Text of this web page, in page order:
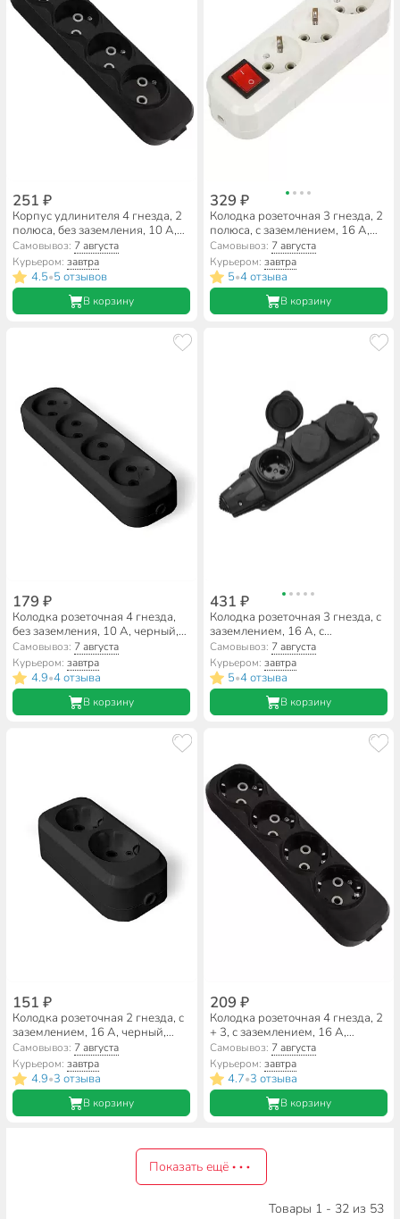
251 ₽
Корпус удлинителя 4 гнезда, 2
полюса, без заземления, 10 А,
черный, TDM Electric, Народная,
SQ1806-0428
Самовывоз: 7 августа
Курьером:завтра
4.5•5 отзывов
В корзину
329 ₽
Колодка розеточная 3 гнезда, 2
полюса, с заземлением, 16 А,
220 В, выключатель, General
Lighting Systems, Easy GSB-16-
3-G-S-IP20, 470054
Самовывоз: 7 августа
Курьером: завтра
5•4 отзыва
В корзину
179 ₽
Колодка розеточная 4 гнезда,
без заземления, 10 А, черный,
UNIVersal, 1326
Самовывоз: 7 августа
Курьером:завтра
4.9•4 отзыва
В корзину
431 ₽
Колодка розеточная 3 гнезда, с
заземлением, 16 А, с
защитными шторками, IP44,
General Lighting Systems,
470028
Самовывоз: 7 августа
Курьером: завтра
5•4 отзыва
В корзину
151 ₽
Колодка розеточная 2 гнезда, с
заземлением, 16 А, черный,
UNIVersal, 1303
Самовывоз: 7 августа
Курьером:завтра
4.9•3 отзыва
В корзину
209 ₽
Колодка розеточная 4 гнезда, 2
+ 3, с заземлением, 16 А,
черный, TDM Electric, Народная,
SQ1806-0429
Самовывоз: 7 августа
Курьером: завтра
4.7•3 отзыва
В корзину
Показать ещё
Товары 1 - 32 из 53